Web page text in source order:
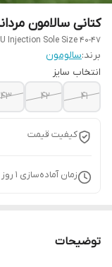
کتانی سالامون
Injection Sole Size 40-47
برند:سالومون
انتخاب سایز
41
42
43
کیفیت قیمت
زمان آماده‌سازی 1
توضیحات